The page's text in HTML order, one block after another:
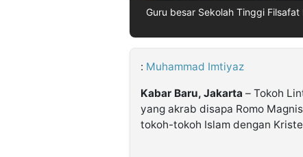
Guru besar Sekolah Tinggi
: Muhammad Imtiyaz
Kabar Baru, Jakarta – Tokoh
yang akrab disapa Romo
tokoh-tokoh Islam dengan